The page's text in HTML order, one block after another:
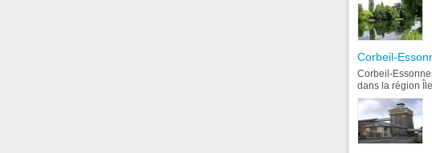
Corbeil-
Corbeil-
dans la région